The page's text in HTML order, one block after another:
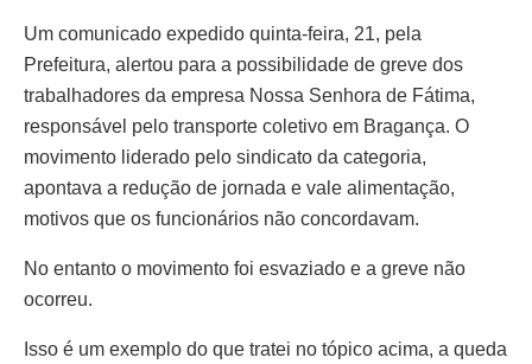
Um comunicado expedido quinta-feira, 21, pela
Prefeitura, alertou para a possibilidade de greve dos
trabalhadores da empresa Nossa Senhora de Fátima,
responsável pelo transporte coletivo em Bragança. O
movimento liderado pelo sindicato da categoria,
apontava a redução de jornada e vale alimentação,
motivos que os funcionários não concordavam.
No entanto o movimento foi esvaziado e a greve não
ocorreu.
Isso é um exemplo do que tratei no tópico acima, a queda